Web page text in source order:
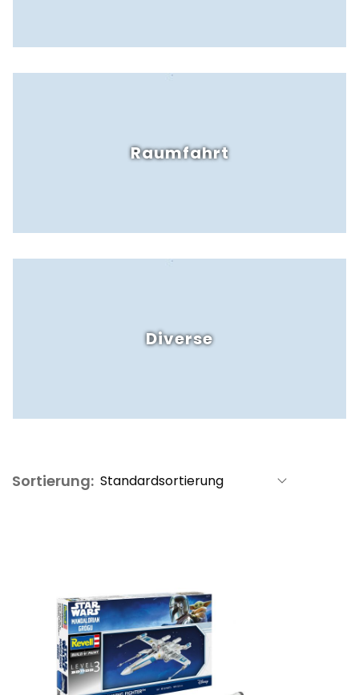
Raumfahrt
Diverse
Sortierung: